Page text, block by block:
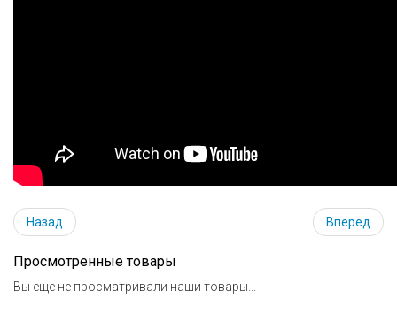
Назад Вперед
Просмотренные товары
Вы еще не просматривали наши товары...